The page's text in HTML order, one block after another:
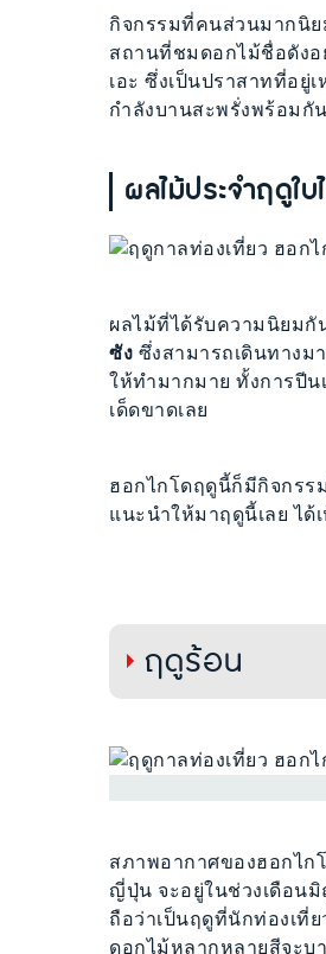
กิจกรรมที่คนส่วนมากนิย
สถานที่ชมดอกไม้ชื่อดังอ
เอะ ซึ่งเป็นปราสาทที่อ
กำลังบานสะพรั่งพร้อมกั
ผลไม้ประจำฤดูใ
ผลไม้ที่ได้รับความนิยมกั
ซัง ซึ่งสามารถเดินทางม
ให้ทำมากมาย ทั้งการปีน
เด็ดขาดเลย
ฮอกไกโดฤดูนี้ก็มีกิจกรร
แนะนำให้มาฤดูนี้เลย ไ
ฤดูร้อน
สภาพอากาศของฮอกไก
ญี่ปุ่น จะอยู่ในช่วงเดือน
ถือว่าเป็นฤดูที่นักท่องเที่
ดอกไม้หลากหลายสีจะบ